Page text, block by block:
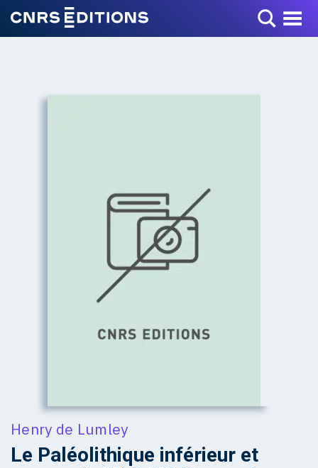
Toggle Menu
Henry de Lumley
Le Paléolithique inférieur et